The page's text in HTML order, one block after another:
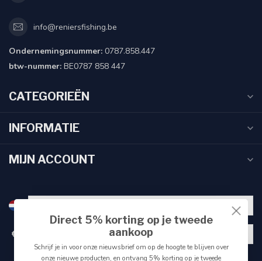
info@reniersfishing.be
Ondernemingsnummer: 0787.858.447
btw-nummer: BE0787 858 447
CATEGORIEËN
INFORMATIE
MIJN ACCOUNT
€
Direct 5% korting op je tweede
aankoop
Schrijf je in voor onze nieuwsbrief om op de hoogte te blijven over
onze nieuwe producten, en ontvang 5% korting op je tweede